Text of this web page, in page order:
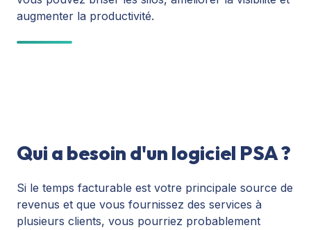
augmenter la productivité.
Qui a besoin d'un logiciel PSA ?
Si le temps facturable est votre principale source de
revenus et que vous fournissez des services à
plusieurs clients, vous pourriez probablement